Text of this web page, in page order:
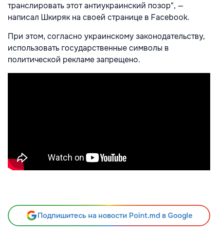
транслировать этот антиукраинский позор", —
написал Шкиряк на своей странице в Facebook.
При этом, согласно украинскому законодательству,
использовать государственные символы в
политической рекламе запрещено.
Подпишитесь на новости Point.md в Google